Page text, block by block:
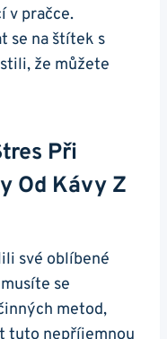
v ⁤pračce.‍
se na štítek s
že můžete
Při
Od Kávy Z
své oblíbené
se
metod,